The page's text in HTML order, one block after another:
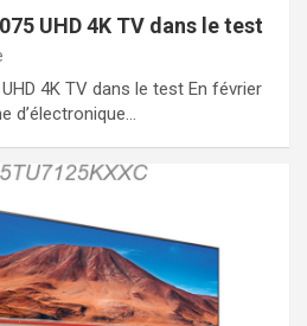
UHD 4K TV dans le test
4K TV dans le test En février
d’électronique…